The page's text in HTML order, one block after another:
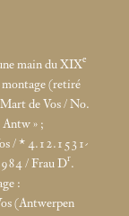
main du XIXe
montage (retiré
Mart de Vos / No.
Antw» ;
/ * 4.12.1531-
/ Frau Dr.
:
(Antwerpen